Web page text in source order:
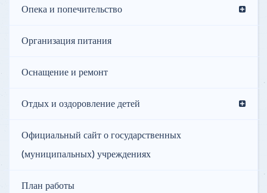
Опека и попечительство
Организация питания
Оснащение и ремонт
Отдых и оздоровление детей
Официальный сайт о государственных
(муниципальных) учреждениях
План работы